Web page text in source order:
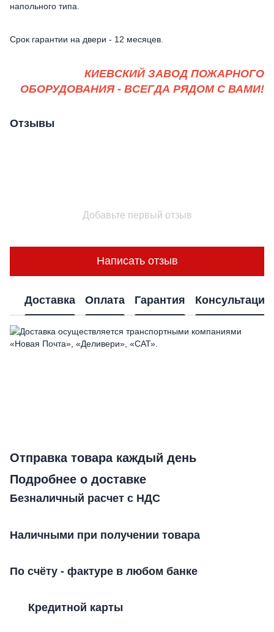
напольного типа.
Срок гарантии на двери - 12 месяцев.
КИЕВСКИЙ ЗАВОД ПОЖАРНОГО
ОБОРУДОВАНИЯ - ВСЕГДА РЯДОМ С ВАМИ!
Отзывы
Добавьте первый отзыв
Написать отзыв
Доставка Оплата Гарантия Консультация
Отправка товара каждый день
Подробнее о доставке
Безналичный расчет с НДС
Наличными при получении товара
По счёту - фактуре в любом банке
Кредитной карты